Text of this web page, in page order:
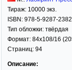
Тираж: 10000 экз.
ISBN: 978-5-9287-
Тип обложки: твёрдая
Формат: 84x108/16
Страниц: 94
Описание: